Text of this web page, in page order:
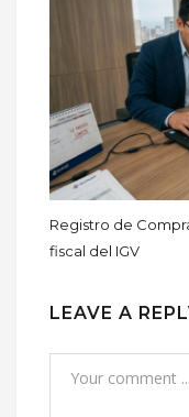
Registro de
fiscal del IGV
LEAVE A